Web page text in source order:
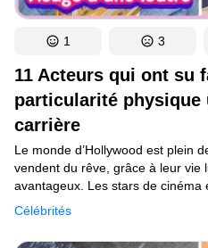
11 Acteurs qui ont su
particularité physique
carrière
Célébrités
Le monde d’Hollywood est plein
vendent du rêve, grâce à leur vie
avantageux. Les stars de
du physique parfait et prônent un
de l’inaccessible. Pourtant, il y a
ces diktats et préfèrent
1 3